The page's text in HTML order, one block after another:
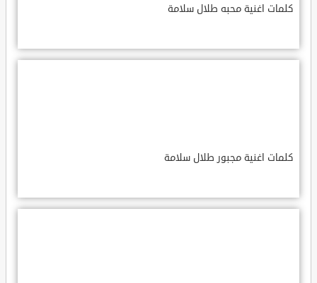
كلمات اغنية محبه طلال سلامة
كلمات اغنية مجبور طلال سلامة